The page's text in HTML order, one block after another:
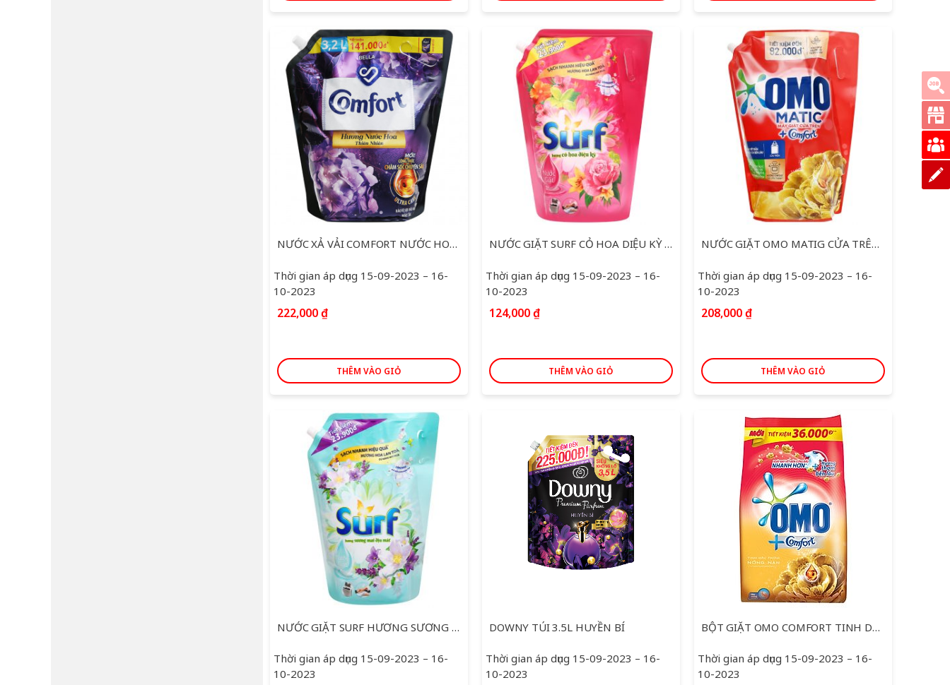
NƯỚC XẢ VẢI COMFORT NƯỚC HOA THIÊN NHIÊN TÚI 3,2l
Thời gian áp dụng 15-09-2023 – 16-
10-2023
222,000₫
THÊM VÀO GIỎ
NƯỚC GIẶT SURF CỎ HOA DIỆU KỲ TÚI 3.5KG
Thời gian áp dụng 15-09-2023 – 16-
10-2023
124,000₫
THÊM VÀO GIỎ
NƯỚC GIẶT OMO MATIG CỬA TRÊN COMFORT TINH DẦU THƠM TÚI 3.7 KG
Thời gian áp dụng 15-09-2023 – 16-
10-2023
208,000₫
THÊM VÀO GIỎ
NƯỚC GIẶT SURF HƯƠNG SƯƠNG MAI DỊU MÁT TÚI 3.5 KG
Thời gian áp dụng 15-09-2023 – 16-
10-2023
DOWNY TÚI 3.5L HUYỀN BÍ
Thời gian áp dụng 15-09-2023 – 16-
10-2023
BỘT GIẶT OMO COMFORT TINH DẦU THƠM 4KG
Thời gian áp dụng 15-09-2023 – 16-
10-2023